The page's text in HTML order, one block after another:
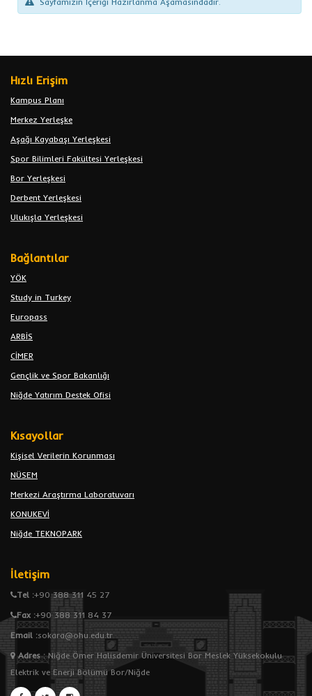
Hızlı Erişim
Kampus Planı
Merkez Yerleşke
Aşağı Kayabaşı Yerleşkesi
Spor Bilimleri Fakültesi Yerleşkesi
Bor Yerleşkesi
Derbent Yerleşkesi
Ulukışla Yerleşkesi
Bağlantılar
YÖK
Study in Turkey
Europass
ARBİS
CİMER
Gençlik ve Spor Bakanlığı
Niğde Yatırım Destek Ofisi
Kısayollar
Kişisel Verilerin Korunması
NÜSEM
Merkezi Araştırma Laboratuvarı
KONUKEVİ
Niğde TEKNOPARK
İletişim
Tel :+90 388 311 45 27
Fax :+90 388 311 84 37
Email :sokara@ohu.edu.tr
Adres:Niğde Ömer Halisdemir Üniversitesi Bor Meslek Yüksekokulu
Elektrik ve Enerji Bölümü Bor/Niğde